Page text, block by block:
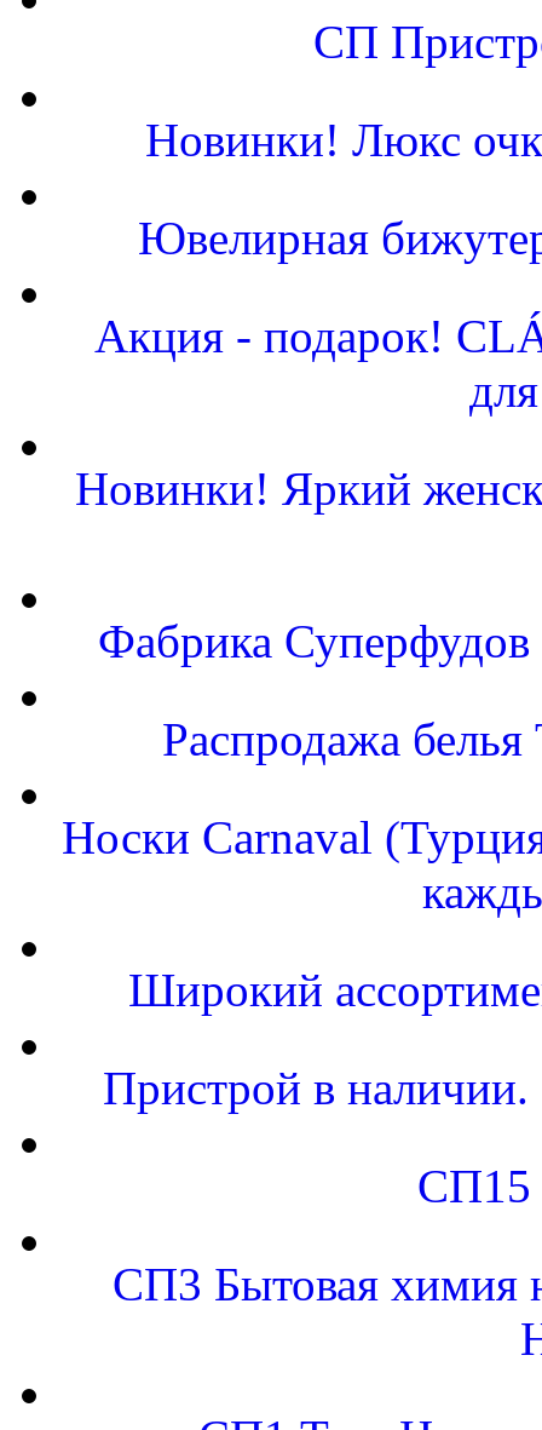
СП
Новинки! Люкс
Ювелирная
Акция - подарок!
Новинки! Яркий
Фабрика Суперфудов
Распродажа
Носки Carnaval
Широкий
Пристрой в наличии.
СП15
СП3 Бытовая химия